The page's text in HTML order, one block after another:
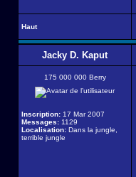
Haut
Jacky D. Kaput
175 000 000 Berry
Inscription: 17 Mar 2007
Messages: 1129
Localisation: Dans la jungle,
terrible jungle